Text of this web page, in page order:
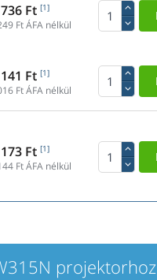
Ft [1]
Ft ÁFA nélkül
Ft [1]
Ft ÁFA nélkül
Ft [1]
Ft ÁFA nélkül
projektorhoz